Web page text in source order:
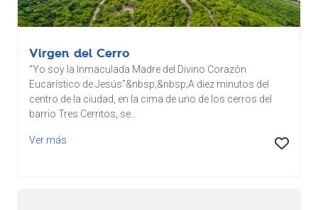
Virgen del Cerro
“Yo soy la Inmaculada Madre del Divino Corazón
Eucarístico de Jesús”&nbsp;&nbsp;A diez minutos del
centro de la ciudad, en la cima de uno de los cerros del
barrio Tres Cerritos, se...
Ver más